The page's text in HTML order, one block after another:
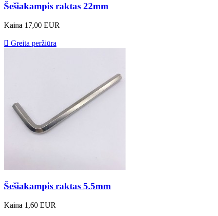
Šešiakampis raktas 22mm
Kaina 17,00 EUR
 Greita peržiūra
Šešiakampis raktas 5.5mm
Kaina 1,60 EUR